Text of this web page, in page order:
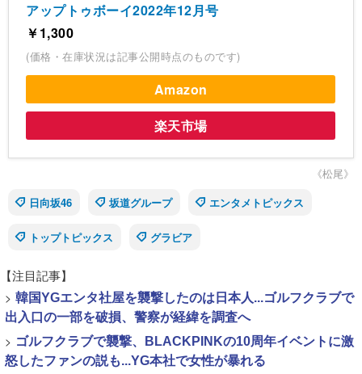
アップトゥボーイ2022年12月号
￥1,300
(価格・在庫状況は記事公開時点のものです)
Amazon
楽天市場
《松尾》
日向坂46
坂道グループ エンタメトピックス
トップトピックス グラビア
【注目記事】
> 韓国YGエンタ社屋を襲撃したのは日本人...ゴルフクラブで
出入口の一部を破損、警察が経緯を調査へ
> ゴルフクラブで襲撃、BLACKPINKの10周年イベントに激
怒したファンの説も...YG本社で女性が暴れる